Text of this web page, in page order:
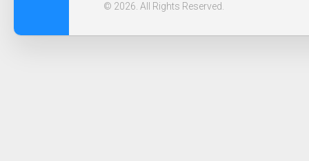
© 2026. All Rights Reserved.